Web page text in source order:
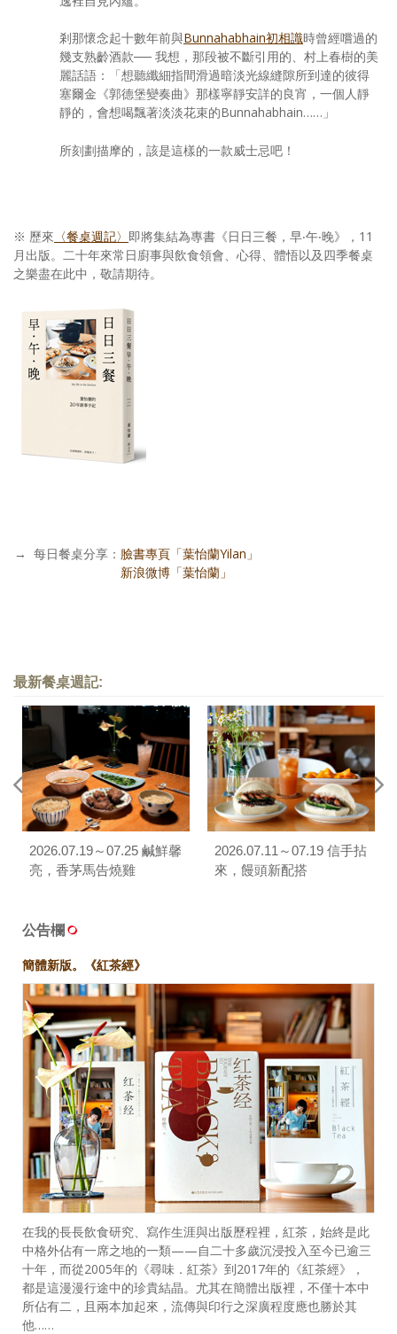
剎那懷念起十數年前與Bunnahabhain初相識時曾經嚐過的
幾支熟齡酒款── 我想，那段被不斷引用的、村上春樹的美
麗話語：「想聽纖細指間滑過暗淡光線縫隙所到達的彼得
塞爾金《郭德堡變奏曲》那樣寧靜安詳的良宵，一個人靜
靜的，會想喝飄著淡淡花束的Bunnahabhain……」
所刻劃描摩的，該是這樣的一款威士忌吧！
※ 歷來 〈餐桌週記〉 即將集結為專書《日日三餐，早‧午‧晚》，11
月出版。二十年來常日廚事與飲食領會、心得、體悟以及四季餐桌
之樂盡在此中，敬請期待。
→ 每日餐桌分享： 臉書專頁「葉怡蘭Yilan」
新浪微博「葉怡蘭」
最新餐桌週記:
2026.07.19～07.25 鹹鮮馨
亮，香茅馬告燒雞
2026.07.11～07.19 信手拈
來，饅頭新配搭
公告欄
簡體新版。《紅茶經》
在我的長長飲食研究、寫作生涯與出版歷程裡，紅茶，始終是此
中格外佔有一席之地的一類——自二十多歲沉浸投入至今已逾三
十年，而從2005年的《尋味．紅茶》到2017年的《紅茶經》，
都是這漫漫行途中的珍貴結晶。尤其在簡體出版裡，不僅十本中
所佔有二，且兩本加起來，流傳與印行之深廣程度應也勝於其
他……